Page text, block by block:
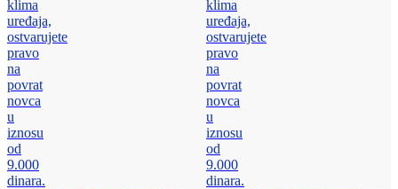
klima
uređaja,
ostvarujete
pravo
na
povrat
novca
u
iznosu
od
9.000
dinara.
klima
uređaja,
ostvarujete
pravo
na
povrat
novca
u
iznosu
od
9.000
dinara.